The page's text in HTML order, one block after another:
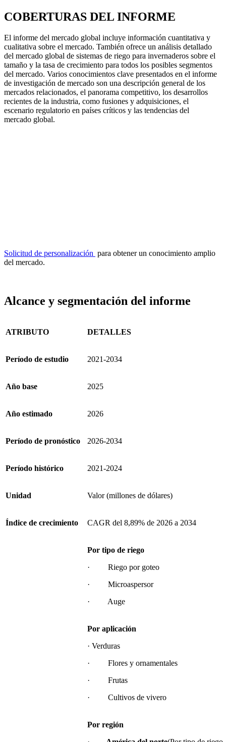
COBERTURAS DEL INFORME
El informe del mercado global incluye información cuantitativa y
cualitativa sobre el mercado. También ofrece un análisis detallado
del mercado global de sistemas de riego para invernaderos sobre el
tamaño y la tasa de crecimiento para todos los posibles segmentos
del mercado. Varios conocimientos clave presentados en el informe
de investigación de mercado son una descripción general de los
mercados relacionados, el panorama competitivo, los desarrollos
recientes de la industria, como fusiones y adquisiciones, el
escenario regulatorio en países críticos y las tendencias del
mercado global.
Solicitud de personalización para obtener un conocimiento amplio
del mercado.
Alcance y segmentación del informe
ATRIBUTO DETALLES
Período de estudio 2021-2034
Año base 2025
Año estimado 2026
Período de pronóstico 2026-2034
Período histórico 2021-2024
Unidad Valor (millones de dólares)
Índice de crecimiento CAGR del 8,89% de 2026 a 2034
Por tipo de riego
· Riego por goteo
· Microaspersor
· Auge
Por aplicación
· Verduras
· Flores y ornamentales
· Frutas
· Cultivos de vivero
Por región